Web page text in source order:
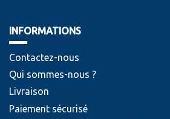
INFORMATIONS
Contactez-nous
Qui sommes-nous ?
Livraison
Paiement sécurisé